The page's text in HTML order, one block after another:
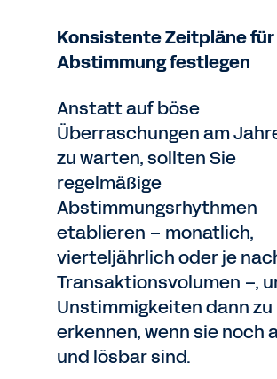
Konsistente Zeitpläne
Abstimmung festlegen
Anstatt auf böse
Überraschungen am
zu warten, sollten Sie
regelmäßige
Abstimmungsrhythmen
etablieren – monatlich,
vierteljährlich oder je
Transaktionsvolumen –,
Unstimmigkeiten dann zu
erkennen, wenn sie noch
und lösbar sind.